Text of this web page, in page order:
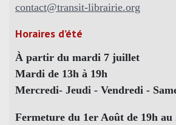
contact@transit-librairie.org
Horaires d’été
À partir du mardi 7 juillet
Mardi de 13h à 19h
Mercredi- Jeudi - Vendredi -
Fermeture du 1er Août de 19h au